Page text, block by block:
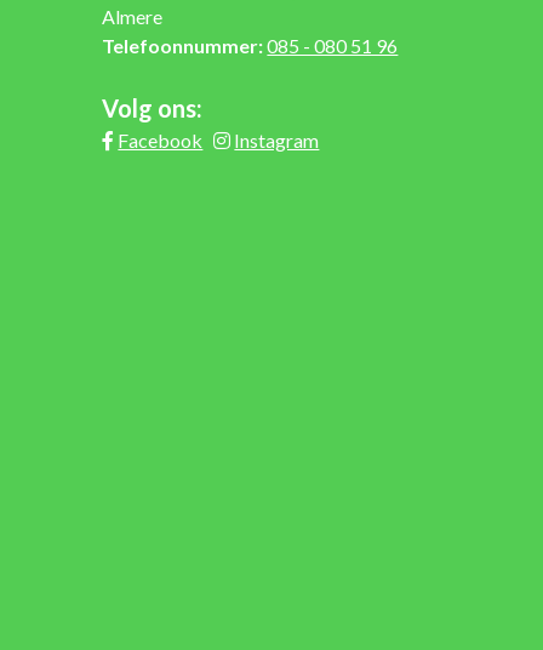
Almere
Telefoonnummer:085 - 080 51 96
Volg ons:
Facebook Instagram